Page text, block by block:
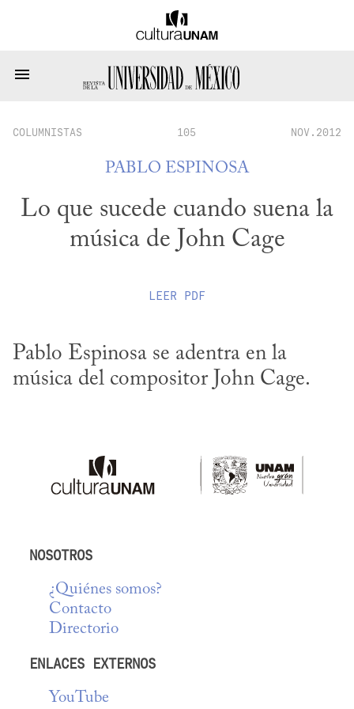
COLUMNISTAS 105 NOV.2012
PABLO ESPINOSA
Lo que sucede cuando suena la
música de John Cage
LEER PDF
Pablo Espinosa se adentra en la
música del compositor John Cage.
NOSOTROS
¿Quiénes somos?
Contacto
Directorio
ENLACES EXTERNOS
YouTube